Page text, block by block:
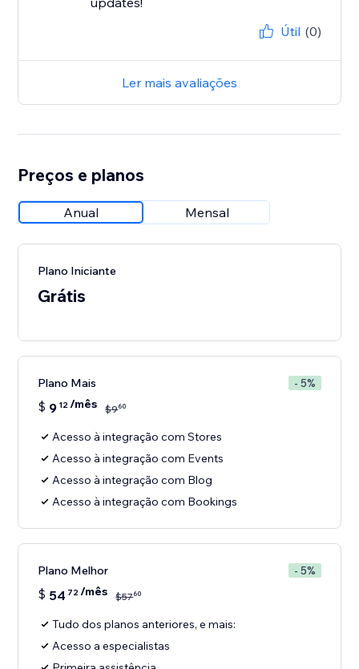
Útil (0)
Ler mais avaliações
Preços e planos
Anual Mensal
Plano Iniciante
Grátis
Plano Mais - 5%
$ 9 12/mês $960
Acesso à integração com Stores
Acesso à integração com Events
Acesso à integração com Blog
Acesso à integração com Bookings
Plano Melhor - 5%
$ 54 72/mês $5760
Tudo dos planos anteriores, e mais:
Acesso a especialistas